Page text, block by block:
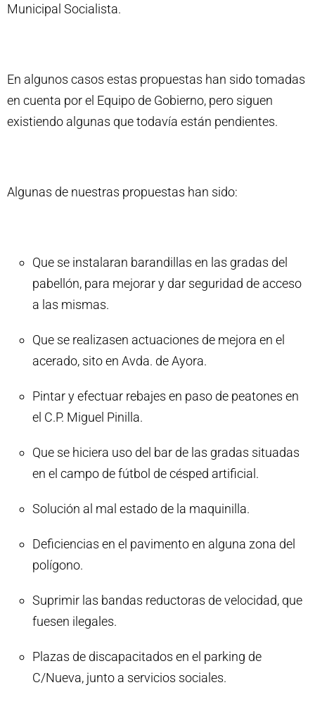
Municipal Socialista.
En algunos casos estas propuestas han sido tomadas
en cuenta por el Equipo de Gobierno, pero siguen
existiendo algunas que todavía están pendientes.
Algunas de nuestras propuestas han sido:
Que se instalaran barandillas en las gradas del
pabellón, para mejorar y dar seguridad de acceso
a las mismas.
Que se realizasen actuaciones de mejora en el
acerado, sito en Avda. de Ayora.
Pintar y efectuar rebajes en paso de peatones en
el C.P. Miguel Pinilla.
Que se hiciera uso del bar de las gradas situadas
en el campo de fútbol de césped artificial.
Solución al mal estado de la maquinilla.
Deficiencias en el pavimento en alguna zona del
polígono.
Suprimir las bandas reductoras de velocidad, que
fuesen ilegales.
Plazas de discapacitados en el parking de
C/Nueva, junto a servicios sociales.